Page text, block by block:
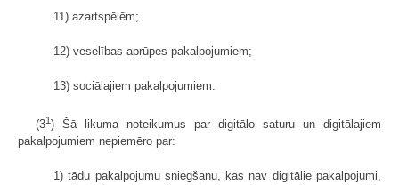
11) azartspēlēm;
12) veselības aprūpes pakalpojumiem;
13) sociālajiem pakalpojumiem.
(31) Šā likuma noteikumus par digitālo saturu un digitālajiem
pakalpojumiem nepiemēro par:
1) tādu pakalpojumu sniegšanu, kas nav digitālie pakalpojumi,